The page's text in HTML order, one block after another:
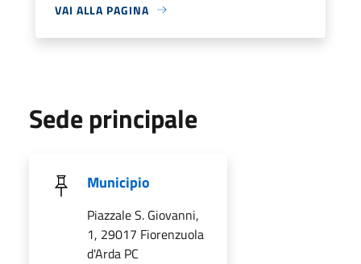
VAI ALLA PAGINA
Sede principale
Municipio
Piazzale S. Giovanni,
1, 29017 Fiorenzuola
d'Arda PC